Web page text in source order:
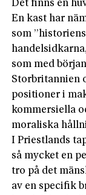
Det finns en
En kast har
som
som med
Storbritannien
positioner i
kommersiella
moraliska
I Priestlands
så mycket en
tro på det
av en specifik